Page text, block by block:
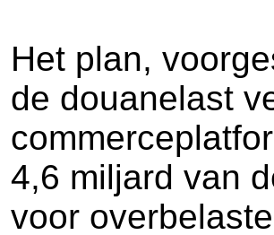
Het plan,
de douanelast
4,6 miljard van
voor